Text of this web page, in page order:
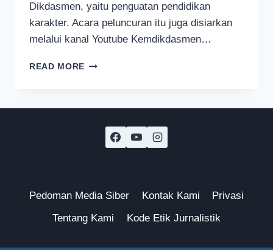
Dikdasmen, yaitu penguatan pendidikan
karakter. Acara peluncuran itu juga disiarkan
melalui kanal Youtube Kemdikdasmen…
READ MORE GERAKAN
HEBAT
DILUNCURKAN
Pedoman Media Siber Kontak Kami
Privasi
Tentang Kami
Kode Etik Jurnalistik